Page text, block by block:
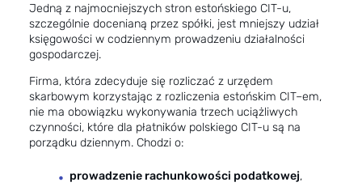
Jedną z najmocniejszych stron estońskiego CIT-u,
szczególnie docenianą przez spółki, jest mniejszy udział
księgowości w codziennym prowadzeniu działalności
gospodarczej.
Firma, która zdecyduje się rozliczać z urzędem
skarbowym korzystając z rozliczenia estońskim CIT–em,
nie ma obowiązku wykonywania trzech uciążliwych
czynności, które dla płatników polskiego CIT-u są na
porządku dziennym. Chodzi o:
prowadzenie rachunkowości podatkowej,